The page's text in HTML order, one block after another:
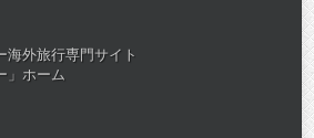
海外旅行専門サイト
」ホーム